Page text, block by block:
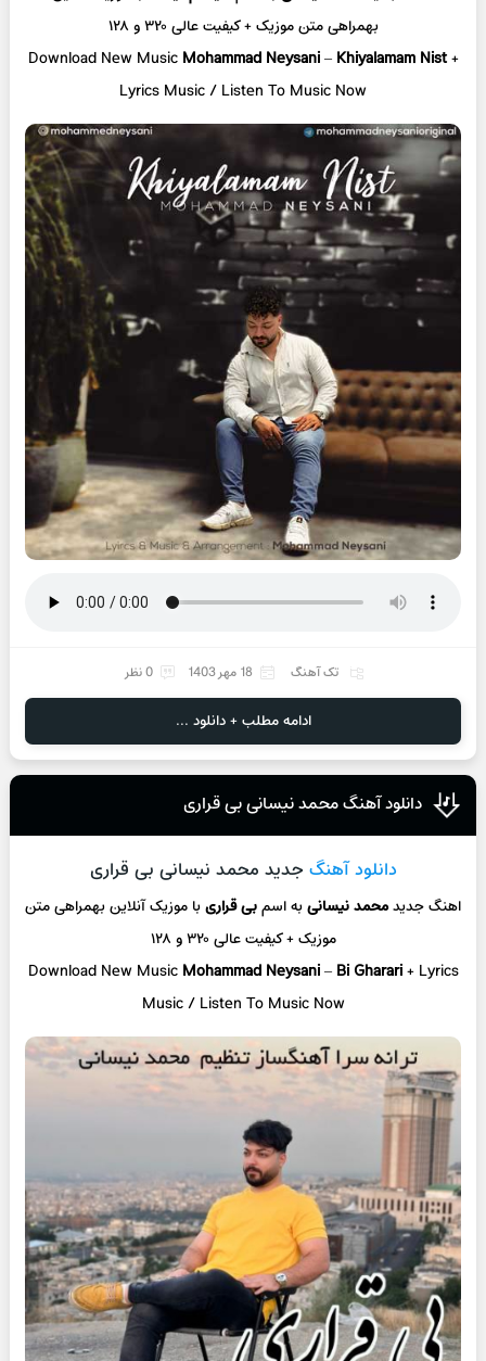
بهمراهی متن موزیک + کیفیت عالی ۳۲۰ و ۱۲۸
Download New Music Mohammad Neysani–Khiyalamam Nist+
Lyrics Music / Listen To Music Now
تک آهنگ 18 مهر 1403 0 نظر
ادامه مطلب + دانلود ...
دانلود آهنگ محمد نیسانی بی قراری
دانلود آهنگ جدید محمد نیسانی بی قراری
اهنگ جدیدمحمد نیسانیبه اسمبی قراریبا موزیک آنلاینبهمراهی متن
موزیک + کیفیت عالی ۳۲۰ و ۱۲۸
Download New Music Mohammad Neysani–Bi Gharari+ Lyrics
Music / Listen To Music Now